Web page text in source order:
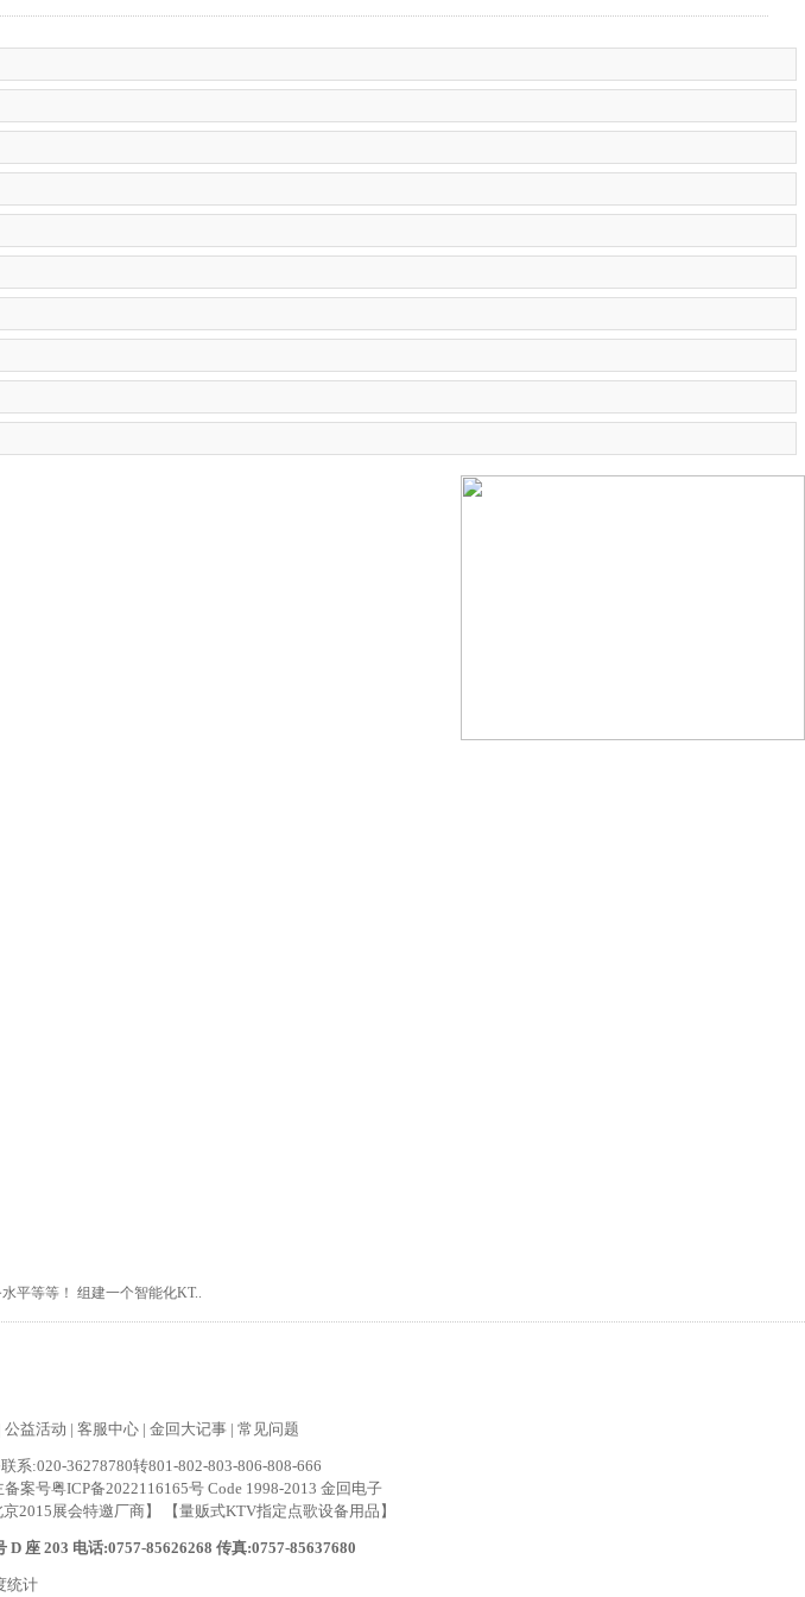
平等等！ 组建一个智能化KT..
公益活动 | 客服中心 | 金回大记事 | 常见问题
系:020-36278780转801-802-803-806-808-666
备案号粤ICP备2022116165号 Code 1998-2013 金回电子
2015展会特邀厂商】 【量贩式KTV指定点歌设备用品】
座 203 电话:0757-85626268 传真:0757-85637680
统计